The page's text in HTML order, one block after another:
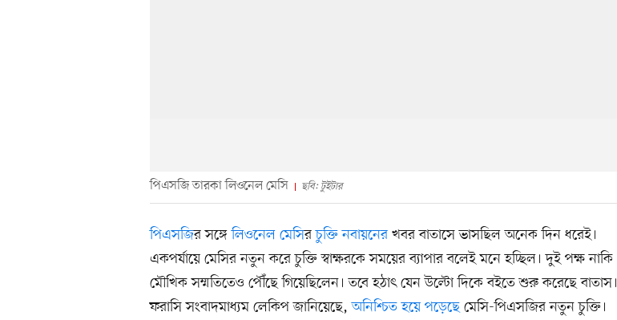
পিএসজি তারকা লিওনেল মেসি ছবি: টুইটার
পিএসজির সঙ্গেলিওনেল মেসিরচুক্তি নবায়নের খবর বাতাসে ভাসছিল অনেক দিন ধরেই।
একপর্যায়ে মেসির নতুন করে চুক্তি স্বাক্ষরকে সময়ের ব্যাপার বলেই মনে হচ্ছিল। দুই পক্ষ নাকি
মৌখিক সম্মতিতেও পৌঁছে গিয়েছিলেন। তবে হঠাৎ যেন উল্টো দিকে বইতে শুরু করেছে বাতাস।
ফরাসি সংবাদমাধ্যম লেকিপ জানিয়েছে,অনিশ্চিত হয়ে পড়েছে মেসি-পিএসজির নতুন চুক্তি।